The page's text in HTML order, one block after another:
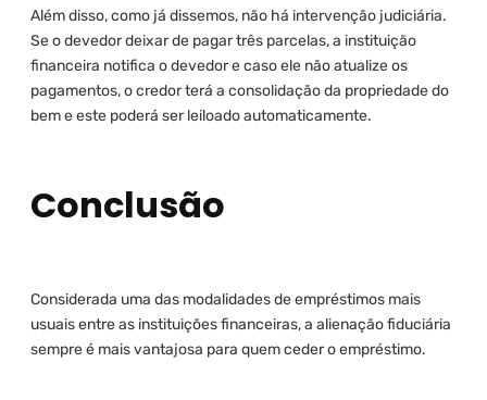
Além disso, como já dissemos, não há intervenção judiciária.
Se o devedor deixar de pagar três parcelas, a instituição
financeira notifica o devedor e caso ele não atualize os
pagamentos, o credor terá a consolidação da propriedade do
bem e este poderá ser leiloado automaticamente.
Conclusão
Considerada uma das modalidades de empréstimos mais
usuais entre as instituições financeiras, a alienação fiduciária
sempre é mais vantajosa para quem ceder o empréstimo.